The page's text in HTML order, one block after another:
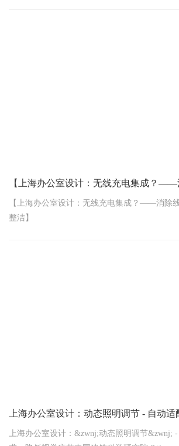
【上海办公室设计：无线充电集成？——消除
整洁】
上海办公室设计：&zwnj;动态照明调节&zwnj;